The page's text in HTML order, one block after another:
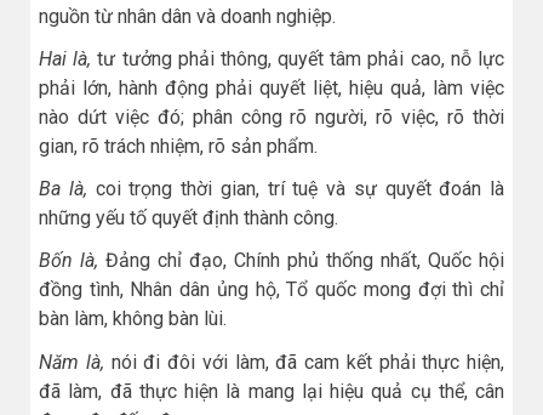
nguồn từ nhân dân và doanh nghiệp.
Hai là, tư tưởng phải thông, quyết tâm phải cao, nỗ lực
phải lớn, hành động phải quyết liệt, hiệu quả, làm việc
nào dứt việc đó; phân công rõ người, rõ việc, rõ thời
gian, rõ trách nhiệm, rõ sản phẩm.
Ba là, coi trọng thời gian, trí tuệ và sự quyết đoán là
những yếu tố quyết định thành công.
Bốn là, Đảng chỉ đạo, Chính phủ thống nhất, Quốc hội
đồng tình, Nhân dân ủng hộ, Tổ quốc mong đợi thì chỉ
bàn làm, không bàn lùi.
Năm là, nói đi đôi với làm, đã cam kết phải thực hiện,
đã làm, đã thực hiện là mang lại hiệu quả cụ thể, cân